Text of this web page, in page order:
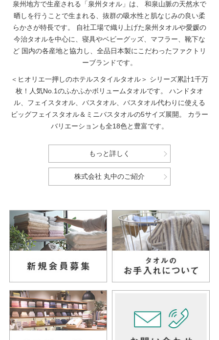
泉州地方で生産される「泉州タオル」は、
和泉山脈の天然水で
晒しを行うことで生まれる、抜群の吸水性と肌なじみの良い柔
らかさが特長です。
自社工場で織り上げた泉州タオルや愛媛の
今治タオルを中心に、寝具やベビーグッズ、マフラー、靴下な
ど 国内の各産地と協力し、全品日本製にこだわったファクトリ
ーブランドです。
＜ヒオリエ一押しのホテルスタイルタオル＞ シリーズ累計1千万
枚！人気No.1のふかふかボリュームタオルです。
ハンドタオ
ル、フェイスタオル、バスタオル、バスタオル代わりに使える
ビッグフェイスタオル＆ミニバスタオルの5サイズ展開。
カラー
バリエーションも全18色と豊富です。
もっと詳しく
株式会社 丸中のご紹介